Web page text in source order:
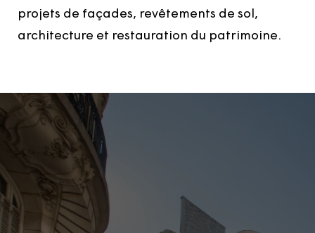
projets de façades, revêtements de sol,
architecture et restauration du patrimoine.